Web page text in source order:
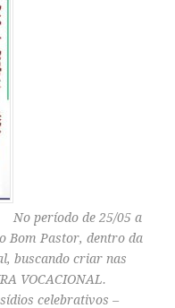
No período de 25/05 a
Bom Pastor, dentro da
buscando criar nas
VOCACIONAL.
celebrativos –